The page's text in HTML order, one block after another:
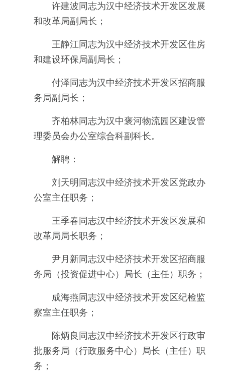
许建波同志为汉中经济技术开发区发展
和改革局副局长；
王静江同志为汉中经济技术开发区住房
和建设环保局副局长；
付泽同志为汉中经济技术开发区招商服
务局副局长；
齐柏林同志为汉中褒河物流园区建设管
理委员会办公室综合科副科长。
解聘：
刘天明同志汉中经济技术开发区党政办
公室主任职务；
王季春同志汉中经济技术开发区发展和
改革局局长职务；
尹月新同志汉中经济技术开发区招商服
务局（投资促进中心）局长（主任）职务；
成海燕同志汉中经济技术开发区纪检监
察室主任职务；
陈炳良同志汉中经济技术开发区行政审
批服务局（行政服务中心）局长（主任）职
务；